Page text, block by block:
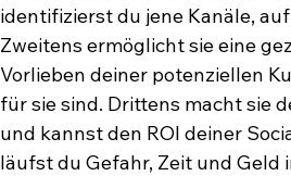
identifizierst du jene Kanäle,
Zweitens ermöglicht sie eine
Vorlieben deiner potenziellen
für sie sind. Drittens macht sie
und kannst den ROI deiner
läufst du Gefahr, Zeit und Geld